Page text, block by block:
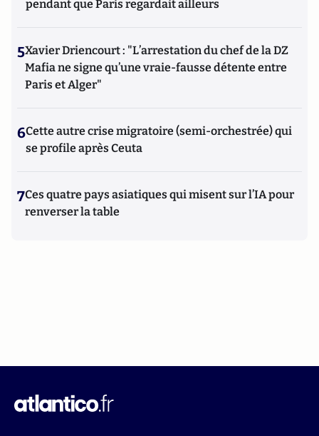
pendant que Paris regardait ailleurs
5Xavier Driencourt : "L’arrestation du chef de la DZ
Mafia ne signe qu’une vraie-fausse détente entre
Paris et Alger"
6Cette autre crise migratoire (semi-orchestrée) qui
se profile après Ceuta
7Ces quatre pays asiatiques qui misent sur l’IA pour
renverser la table